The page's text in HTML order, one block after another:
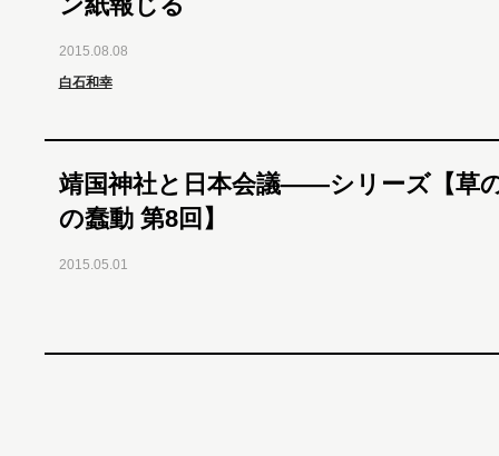
2015.08.08
白石和幸
靖国神社と日本会議――シリーズ【草
の蠢動 第8回】
2015.05.01